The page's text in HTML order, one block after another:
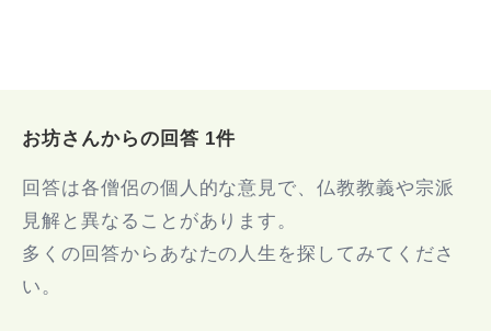
お坊さんからの回答 1件
回答は各僧侶の個人的な意見で、仏教教義や宗派
見解と異なることがあります。
多くの回答からあなたの人生を探してみてくださ
い。